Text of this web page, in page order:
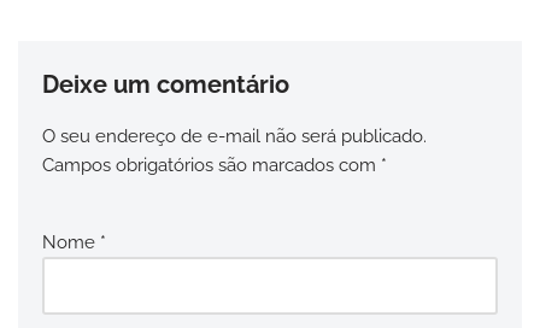
Deixe um comentário
O seu endereço de e-mail não será publicado.
Campos obrigatórios são marcados com *
Nome *